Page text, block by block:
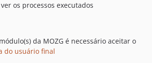
os processos executados
da MOZG é necessário aceitar o
do usuário final